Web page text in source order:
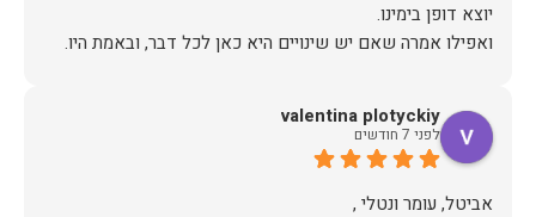
תודה.
valentina plotyckiy
לפני 7 חודשים